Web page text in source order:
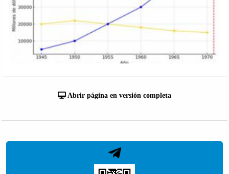
Abrir página en versión completa